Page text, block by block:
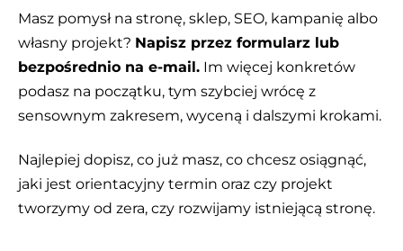
Masz pomysł na stronę, sklep, SEO, kampanię albo
własny projekt? Napisz przez formularz lub
bezpośrednio na e-mail. Im więcej konkretów
podasz na początku, tym szybciej wrócę z
sensownym zakresem, wyceną i dalszymi krokami.
Najlepiej dopisz, co już masz, co chcesz osiągnąć,
jaki jest orientacyjny termin oraz czy projekt
tworzymy od zera, czy rozwijamy istniejącą stronę.